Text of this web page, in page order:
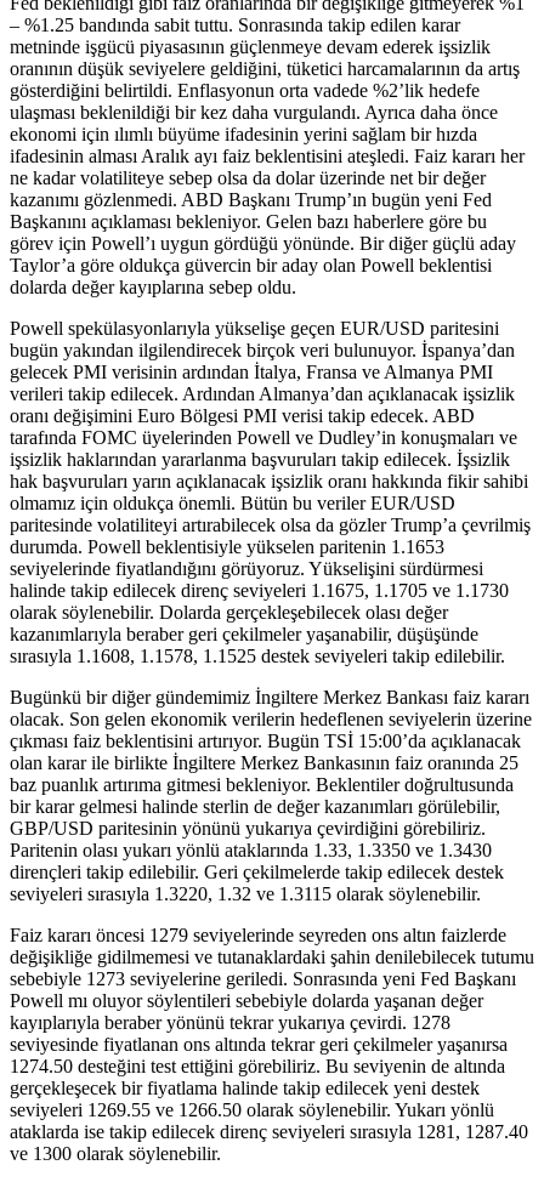
– %1.25 bandında sabit tuttu. Sonrasında takip edilen karar
metninde işgücü piyasasının güçlenmeye devam ederek işsizlik
oranının düşük seviyelere geldiğini, tüketici harcamalarının da artış
gösterdiğini belirtildi. Enflasyonun orta vadede %2’lik hedefe
ulaşması beklenildiği bir kez daha vurgulandı. Ayrıca daha önce
ekonomi için ılımlı büyüme ifadesinin yerini sağlam bir hızda
ifadesinin alması Aralık ayı faiz beklentisini ateşledi. Faiz kararı her
ne kadar volatiliteye sebep olsa da dolar üzerinde net bir değer
kazanımı gözlenmedi. ABD Başkanı Trump’ın bugün yeni Fed
Başkanını açıklaması bekleniyor. Gelen bazı haberlere göre bu
görev için Powell’ı uygun gördüğü yönünde. Bir diğer güçlü aday
Taylor’a göre oldukça güvercin bir aday olan Powell beklentisi
dolarda değer kayıplarına sebep oldu.
Powell spekülasyonlarıyla yükselişe geçen EUR/USD paritesini
bugün yakından ilgilendirecek birçok veri bulunuyor. İspanya’dan
gelecek PMI verisinin ardından İtalya, Fransa ve Almanya PMI
verileri takip edilecek. Ardından Almanya’dan açıklanacak işsizlik
oranı değişimini Euro Bölgesi PMI verisi takip edecek. ABD
tarafında FOMC üyelerinden Powell ve Dudley’in konuşmaları ve
işsizlik haklarından yararlanma başvuruları takip edilecek. İşsizlik
hak başvuruları yarın açıklanacak işsizlik oranı hakkında fikir sahibi
olmamız için oldukça önemli. Bütün bu veriler EUR/USD
paritesinde volatiliteyi artırabilecek olsa da gözler Trump’a çevrilmiş
durumda. Powell beklentisiyle yükselen paritenin 1.1653
seviyelerinde fiyatlandığını görüyoruz. Yükselişini sürdürmesi
halinde takip edilecek direnç seviyeleri 1.1675, 1.1705 ve 1.1730
olarak söylenebilir. Dolarda gerçekleşebilecek olası değer
kazanımlarıyla beraber geri çekilmeler yaşanabilir, düşüşünde
sırasıyla 1.1608, 1.1578, 1.1525 destek seviyeleri takip edilebilir.
Bugünkü bir diğer gündemimiz İngiltere Merkez Bankası faiz kararı
olacak. Son gelen ekonomik verilerin hedeflenen seviyelerin üzerine
çıkması faiz beklentisini artırıyor. Bugün TSİ 15:00’da açıklanacak
olan karar ile birlikte İngiltere Merkez Bankasının faiz oranında 25
baz puanlık artırıma gitmesi bekleniyor. Beklentiler doğrultusunda
bir karar gelmesi halinde sterlin de değer kazanımları görülebilir,
GBP/USD paritesinin yönünü yukarıya çevirdiğini görebiliriz.
Paritenin olası yukarı yönlü ataklarında 1.33, 1.3350 ve 1.3430
dirençleri takip edilebilir. Geri çekilmelerde takip edilecek destek
seviyeleri sırasıyla 1.3220, 1.32 ve 1.3115 olarak söylenebilir.
Faiz kararı öncesi 1279 seviyelerinde seyreden ons altın faizlerde
değişikliğe gidilmemesi ve tutanaklardaki şahin denilebilecek tutumu
sebebiyle 1273 seviyelerine geriledi. Sonrasında yeni Fed Başkanı
Powell mı oluyor söylentileri sebebiyle dolarda yaşanan değer
kayıplarıyla beraber yönünü tekrar yukarıya çevirdi. 1278
seviyesinde fiyatlanan ons altında tekrar geri çekilmeler yaşanırsa
1274.50 desteğini test ettiğini görebiliriz. Bu seviyenin de altında
gerçekleşecek bir fiyatlama halinde takip edilecek yeni destek
seviyeleri 1269.55 ve 1266.50 olarak söylenebilir. Yukarı yönlü
ataklarda ise takip edilecek direnç seviyeleri sırasıyla 1281, 1287.40
ve 1300 olarak söylenebilir.